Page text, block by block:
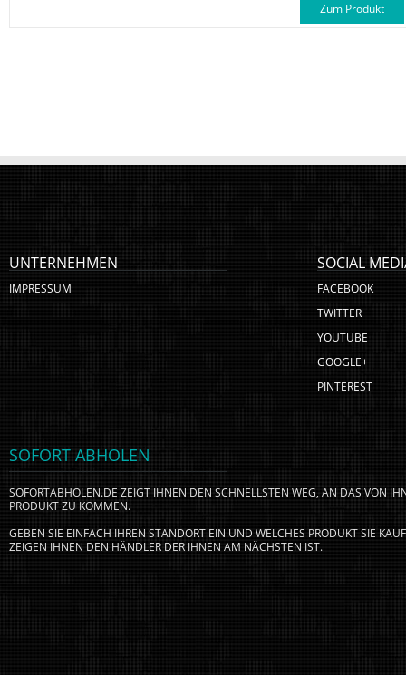
Zum Produkt
UNTERNEHMEN
IMPRESSUM
SOCIAL
FACEBOOK
TWITTER
YOUTUBE
GOOGLE+
PINTEREST
SOFORT ABHOLEN
SOFORTABHOLEN.DE ZEIGT IHNEN DEN SCHNELLSTEN WEG, AN DAS VON
PRODUKT ZU KOMMEN.
GEBEN SIE EINFACH IHREN STANDORT EIN UND WELCHES PRODUKT SIE
ZEIGEN IHNEN DEN HÄNDLER DER IHNEN AM NÄCHSTEN IST.